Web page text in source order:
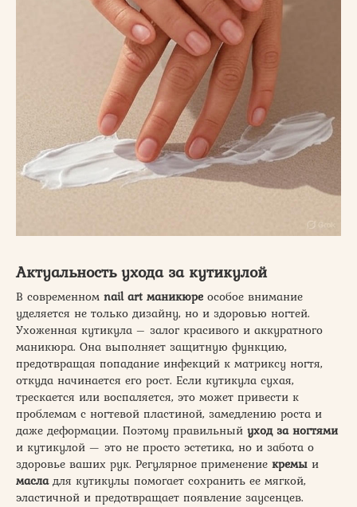
Актуальность ухода за кутикулой
В современном nail art маникюре особое внимание
уделяется не только дизайну, но и здоровью ногтей.
Ухоженная кутикула – залог красивого и аккуратного
маникюра. Она выполняет защитную функцию,
предотвращая попадание инфекций к матриксу ногтя,
откуда начинается его рост. Если кутикула сухая,
трескается или воспаляется, это может привести к
проблемам с ногтевой пластиной, замедлению роста и
даже деформации. Поэтому правильный уход за ногтями
и кутикулой — это не просто эстетика, но и забота о
здоровье ваших рук. Регулярное применение кремы и
масладля кутикулы помогает сохранить ее мягкой,
эластичной и предотвращает появление заусенцев.